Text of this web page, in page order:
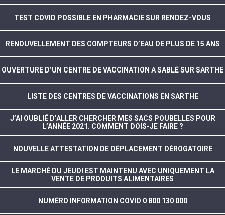
TEST COVID POSSIBLE EN PHARMACIE SUR RENDEZ-VOUS
RENOUVELLEMENT DES COMPTEURS D’EAU DE PLUS DE 15 ANS
OUVERTURE D’UN CENTRE DE VACCINATION A SABLÉ SUR SARTHE
LISTE DES CENTRES DE VACCINATIONS EN SARTHE
J’AI OUBLIÉ D’ALLER CHERCHER MES SACS POUBELLES POUR
L’ANNÉE 2021. COMMENT DOIS-JE FAIRE ?
NOUVELLE ATTESTATION DE DÉPLACEMENT DÉROGATOIRE
LE MARCHÉ DU JEUDI EST MAINTENU AVEC UNIQUEMENT LA
VENTE DE PRODUITS ALIMENTAIRES
NUMÉRO INFORMATION COVID 0 800 130 000